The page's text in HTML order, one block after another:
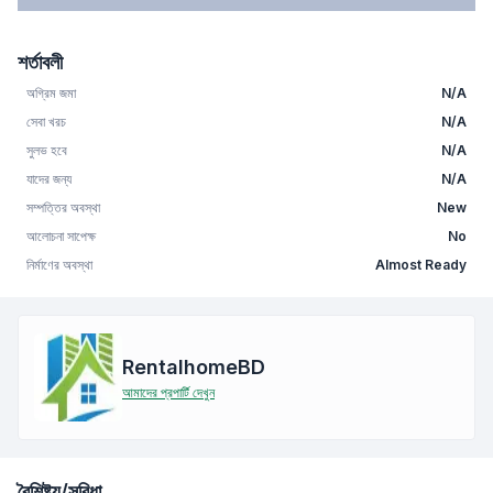
শর্তাবলী
অগ্রিম জমা
N/A
সেবা খরচ
N/A
সুলভ হবে
N/A
যাদের জন্য
N/A
সম্পত্তির অবস্থা
New
আলোচনা সাপেক্ষ
No
নির্মাণের অবস্থা
Almost Ready
RentalhomeBD
আমাদের প্রপার্টি দেখুন